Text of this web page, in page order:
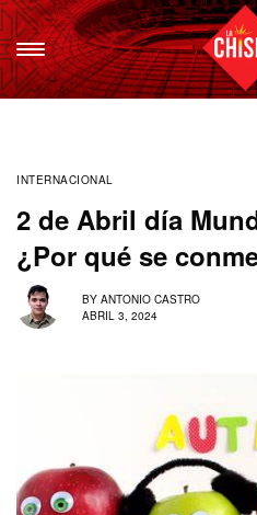
INTERNACIONAL
2 de Abril día
¿Por qué se
BY ANTONIO CASTRO
ABRIL 3, 2024